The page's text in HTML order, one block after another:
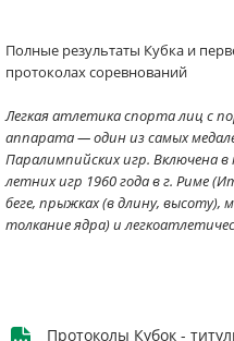
Полные результаты Кубка и
протоколах соревнований
Легкая атлетика спорта лиц с
аппарата — один из самых
Паралимпийских игр. Включена
летних игр 1960 года в г. Риме
беге, прыжках (в длину, высоту),
толкание ядра) и
Протоколы Кубок -